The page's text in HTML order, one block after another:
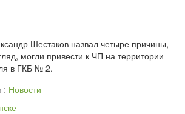
Шестаков назвал четыре причины,
могли привести к ЧП на территории
в ГКБ № 2.
: Новости